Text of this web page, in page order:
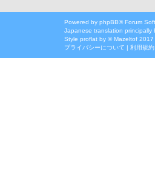
Powered by phpBB® Forum
Japanese translation principally
Style proflat by ©Mazeltof 2017
プライバシーについて | 利用規約